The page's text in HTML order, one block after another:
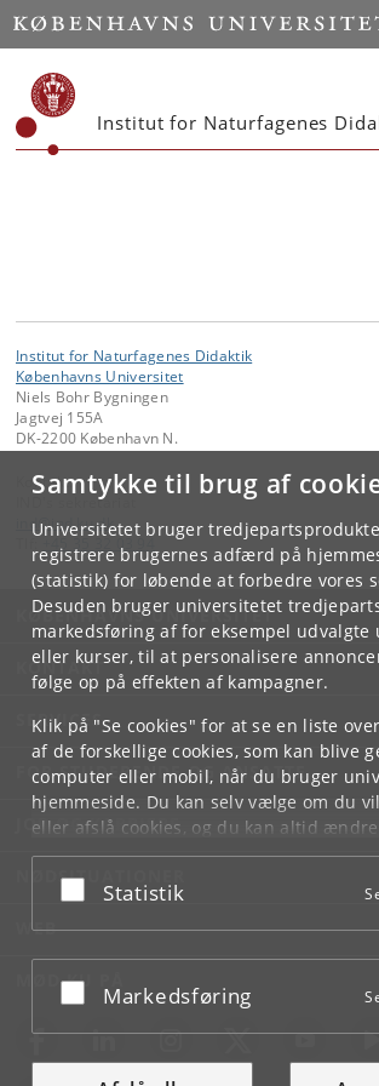
Samtykke til brug af
Universitetet bruger
registrere brugernes adfærd på
(statistik) for løbende at forbedre vores
Desuden bruger universitetet
markedsføring af for eksempel udvalgte
eller kurser, til at personalisere
følge op på effekten af kampagner.
Klik på "Se cookies" for at se en liste
af de forskellige cookies, som kan blive
computer eller mobil, når du bruger
hjemmeside. Du kan selv vælge om du
eller afslå cookies, og du kan altid
underCookie- og privatlivspolitiksom
bunden af hver side.
Acceptér eller afslå
Statistik
Acceptér eller afslå
Markedsføring
Start
Institut for Naturfagenes
Institut for Naturfagenes Didaktik
Københavns Universitet
Niels Bohr Bygningen
Jagtvej 155A
DK-2200 København N.
Kontakt:
IND's sekretariat
ind @ind. ku.dk
KØBENHAVNS UNIVERSITET
KONTAKT
SERVICES
FOR STUDERENDE OG ANSATTE
JOB OG KARRIERE
NØDSITUATIONER
WEB
MØD KU PÅ